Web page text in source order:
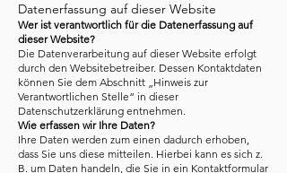
Datenerfassung auf dieser Website
Wer ist verantwortlich für die Datenerfassung auf
dieser Website?
Die Datenverarbeitung auf dieser Website erfolgt
durch den Websitebetreiber. Dessen Kontaktdaten
können Sie dem Abschnitt „Hinweis zur
Verantwortlichen Stelle“ in dieser
Datenschutzerklärung entnehmen.
Wie erfassen wir Ihre Daten?
Ihre Daten werden zum einen dadurch erhoben,
dass Sie uns diese mitteilen. Hierbei kann es sich z.
B. um Daten handeln, die Sie in ein Kontaktformular